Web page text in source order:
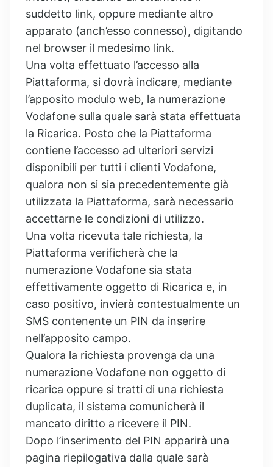
suddetto link, oppure mediante altro
apparato (anch’esso connesso), digitando
nel browser il medesimo link.
Una volta effettuato l’accesso alla
Piattaforma, si dovrà indicare, mediante
l’apposito modulo web, la numerazione
Vodafone sulla quale sarà stata effettuata
la Ricarica. Posto che la Piattaforma
contiene l’accesso ad ulteriori servizi
disponibili per tutti i clienti Vodafone,
qualora non si sia precedentemente già
utilizzata la Piattaforma, sarà necessario
accettarne le condizioni di utilizzo.
Una volta ricevuta tale richiesta, la
Piattaforma verificherà che la
numerazione Vodafone sia stata
effettivamente oggetto di Ricarica e, in
caso positivo, invierà contestualmente un
SMS contenente un PIN da inserire
nell’apposito campo.
Qualora la richiesta provenga da una
numerazione Vodafone non oggetto di
ricarica oppure si tratti di una richiesta
duplicata, il sistema comunicherà il
mancato diritto a ricevere il PIN.
Dopo l’inserimento del PIN apparirà una
pagina riepilogativa dalla quale sarà